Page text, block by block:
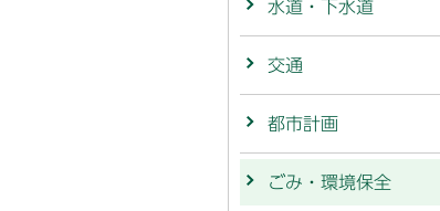
水道・下水道
交通
都市計画
ごみ・環境保全